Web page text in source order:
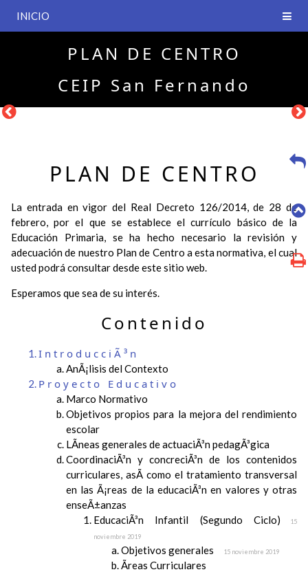
INICIO
PLAN DE CENTRO
CEIP San Fernando
PLAN DE CENTRO
La entrada en vigor del Real Decreto 126/2014, de 28 de
febrero, por el que se establece el currículo básico de la
Educación Primaria, se ha hecho necesario la revisión y
adecuación de nuestro Plan de Centro a esta normativa, el cual
usted podrá consultar desde este sitio web.
Esperamos que sea de su interés.
Contenido
IntroducciÃ³n
AnÃ¡lisis del Contexto
Proyecto Educativo
Marco Normativo
Objetivos propios para la mejora del rendimiento
escolar
LÃ­neas generales de actuaciÃ³n pedagÃ³gica
CoordinaciÃ³n y concreciÃ³n de los contenidos
curriculares, asÃ­ como el tratamiento transversal
en las Ã¡reas de la educaciÃ³n en valores y otras
enseÃ±anzas
EducaciÃ³n Infantil (Segundo Ciclo)
15
noviembre 2019
Objetivos generales 15 noviembre 2019
Ãreas Curriculares